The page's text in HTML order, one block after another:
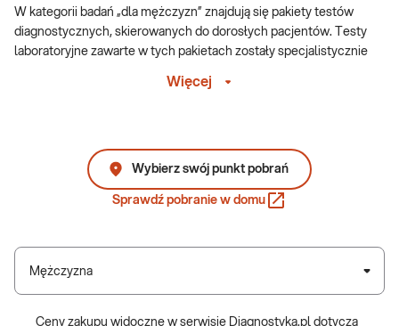
W kategorii badań „dla mężczyzn” znajdują się pakiety testów
diagnostycznych, skierowanych do dorosłych pacjentów. Testy
laboratoryjne zawarte w tych pakietach zostały specjalistycznie
zdrowia pod kątem licznych chorób, na które szczególnie narażeni
Co obejmują pakiety badań dla mężczyzn?
Podstawowy e-Pakiet dla mężczyzn zawiera liczne testy
umożliwiające szeroką ocenę stanu zdrowia pacjenta, takie jak
chorób, które przez długi czas mogą rozwijać się w sposób
hipercholesterolemia lub dna moczanowa.
Więcej
Sprawdź pobranie w domu
Wybierz swój punkt pobrań
Mężczyzna
Ceny zakupu widoczne w serwisie Diagnostyka.pl dotyczą